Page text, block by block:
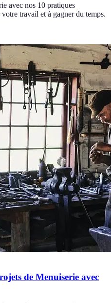
avec nos 10 pratiques
travail et à gagner du temps.
de Menuiserie avec